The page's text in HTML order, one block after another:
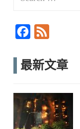
c
b
o
e
最新文章